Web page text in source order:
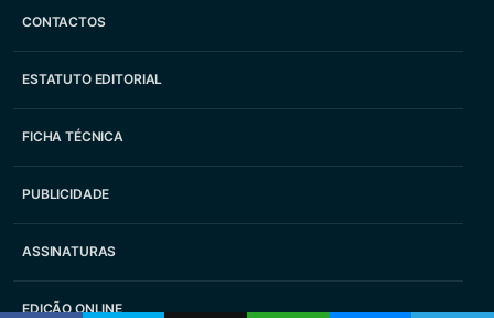
CONTACTOS
ESTATUTO EDITORIAL
FICHA TÉCNICA
PUBLICIDADE
ASSINATURAS
EDIÇÃO ONLINE